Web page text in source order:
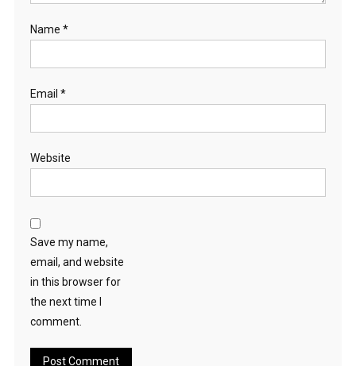
Name *
Email *
Website
Save my name,
email, and website
in this browser for
the next time I
comment.